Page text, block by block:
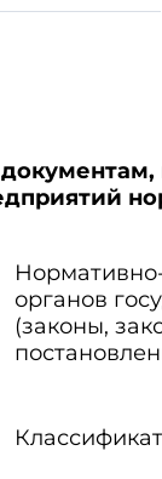
и вырезов
................. +/-1 мм
профиля
органов
(законы,